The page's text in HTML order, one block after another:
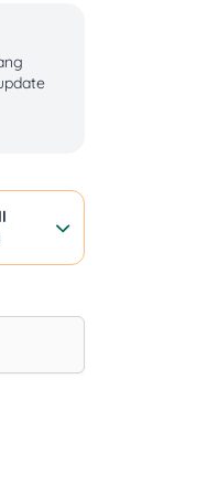
dan di
bahan